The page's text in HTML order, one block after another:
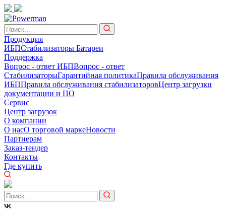
Продукция
ИБПСтабилизаторы Батареи
Поддержка
Вопрос - ответ ИБПВопрос - ответ
СтабилизаторыГарантийная политикаПравила обслуживания
ИБППравила обслуживания стабилизаторовЦентр загрузки
документации и ПО
Сервис
Центр загрузок
О компании
О насО торговой маркеНовости
Партнерам
Заказ-тендер
Контакты
Где купить